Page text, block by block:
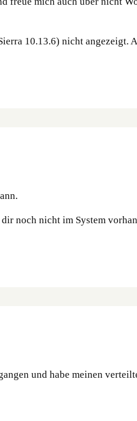
10.13.6) nicht angezeigt.
noch nicht im System
und habe meinen